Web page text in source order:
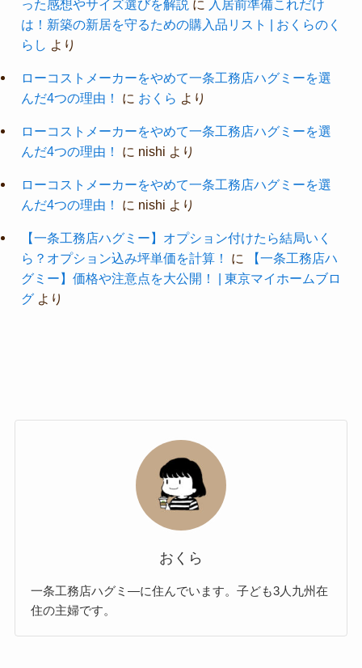
った感想やサイズ選びを解説 に 入居前準備これだけ
は！新築の新居を守るための購入品リスト | おくらのく
らし より
ローコストメーカーをやめて一条工務店ハグミーを選
んだ4つの理由！
に おくら より
ローコストメーカーをやめて一条工務店ハグミーを選
んだ4つの理由！
に nishi より
ローコストメーカーをやめて一条工務店ハグミーを選
んだ4つの理由！
に nishi より
【一条工務店ハグミー】オプション付けたら結局いく
ら？オプション込み坪単価を計算！
に
【一条工務店ハ
グミー】価格や注意点を大公開！ | 東京マイホームブロ
グより
おくら
一条工務店ハグミ―に住んでいます。子ども3人九州在
住の主婦です。